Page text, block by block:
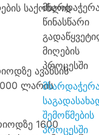
მხარდაჭერა
წინასწარი
მიღების
პროცესში
მხარდაჭერა
შემოწმების
პროცესში
საქონლის
ლარის